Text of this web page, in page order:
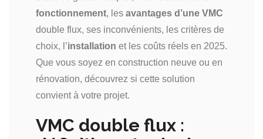
fonctionnement, les avantages d’une VMC
double flux, ses inconvénients, les critères de
choix, l’installation et les coûts réels en 2025.
Que vous soyez en construction neuve ou en
rénovation, découvrez si cette solution
convient à votre projet.
VMC double flux :